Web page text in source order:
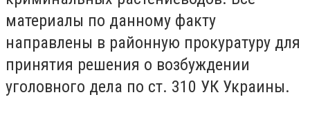
материалы по данному факту
направлены в районную прокуратуру для
принятия решения о возбуждении
уголовного дела по ст. 310 УК Украины.